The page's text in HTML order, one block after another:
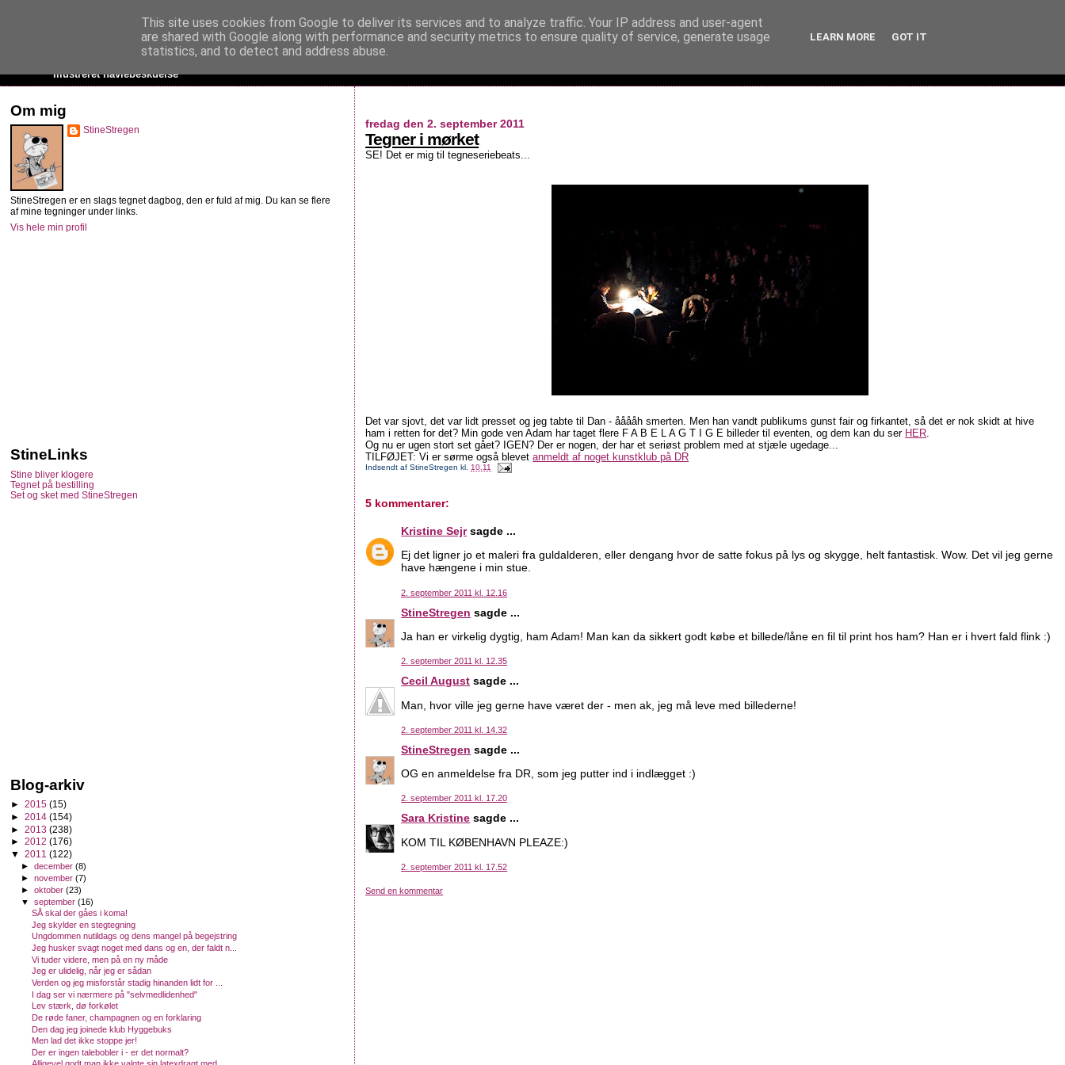
StineStregen
Illustreret navlebeskuelse
fredag den 2. september 2011
Tegner i mørket
SE! Det er mig til tegneseriebeats...
Det var sjovt, det var lidt presset og jeg tabte til Dan - ååååh smerten. Men han vandt publikums gunst fair og firkantet, så det er nok skidt at hive
ham i retten for det? Min gode ven Adam har taget flere F A B E L A G T I G E billeder til eventen, og dem kan du ser HER.
Og nu er ugen stort set gået? IGEN? Der er nogen, der har et seriøst problem med at stjæle ugedage...
TILFØJET: Vi er sørme også blevetanmeldt af noget kunstklub på DR
Indsendt afStineStregen kl.10.11
5 kommentarer:
Kristine Sejrsagde ...
Ej det ligner jo et maleri fra guldalderen, eller dengang hvor de satte fokus på lys og skygge, helt fantastisk. Wow. Det vil jeg gerne
have hængene i min stue.
2. september 2011 kl. 12.16
StineStregen sagde ...
Ja han er virkelig dygtig, ham Adam! Man kan da sikkert godt købe et billede/låne en fil til print hos ham? Han er i hvert fald flink :)
2. september 2011 kl. 12.35
Cecil August sagde ...
Man, hvor ville jeg gerne have været der - men ak, jeg må leve med billederne!
2. september 2011 kl. 14.32
StineStregen sagde ...
OG en anmeldelse fra DR, som jeg putter ind i indlægget :)
2. september 2011 kl. 17.20
Sara Kristine sagde ...
KOM TIL KØBENHAVN PLEAZE:)
2. september 2011 kl. 17.52
Send en kommentar
Om mig
StineStregen
StineStregen er en slags tegnet dagbog, den er fuld af mig. Du kan se flere
af mine tegninger under links.
Vis hele min profil
StineLinks
Stine bliver klogere
Tegnet på bestilling
Set og sket med StineStregen
Blog-arkiv
► 2015 (15)
► 2014 (154)
► 2013 (238)
► 2012 (176)
▼ 2011 (122)
►december(8)
►november(7)
►oktober(23)
▼september(16)
SÅ skal der gåes i koma!
Jeg skylder en stegtegning
Ungdommen nutildags og dens mangel på begejstring
Jeg husker svagt noget med dans og en, der faldt n...
Vi tuder videre, men på en ny måde
Jeg er ulidelig, når jeg er sådan
Verden og jeg misforstår stadig hinanden lidt for ...
I dag ser vi nærmere på "selvmedlidenhed"
Lev stærk, dø forkølet
De røde faner, champagnen og en forklaring
Den dag jeg joinede klub Hyggebuks
Men lad det ikke stoppe jer!
Der er ingen talebobler i - er det normalt?
This site uses cookies from Google to deliver its services and to analyze traffic. Your IP address and user-agent
are shared with Google along with performance and security metrics to ensure quality of service, generate usage
statistics, and to detect and address abuse.
LEARN MORE GOT IT